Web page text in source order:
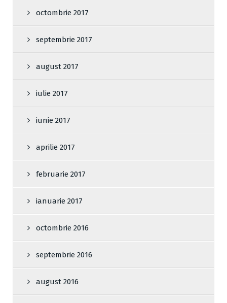
octombrie 2017
septembrie 2017
august 2017
iulie 2017
iunie 2017
aprilie 2017
februarie 2017
ianuarie 2017
octombrie 2016
septembrie 2016
august 2016